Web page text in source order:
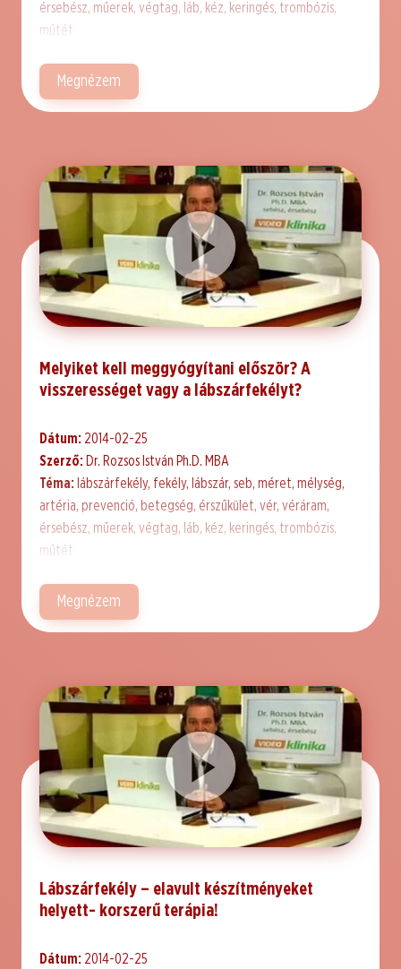
érsebész, műerek, végtag, láb, kéz, keringés, trombózis,
műtét
Megnézem
Melyiket kell meggyógyítani először? A
visszerességet vagy a lábszárfekélyt?
Dátum: 2014-02-25
Szerző: Dr. Rozsos István Ph.D. MBA
Téma: lábszárfekély, fekély, lábszár, seb, méret, mélység,
artéria, prevenció, betegség, érszűkület, vér, véráram,
érsebész, műerek, végtag, láb, kéz, keringés, trombózis,
műtét
Megnézem
Lábszárfekély – elavult készítményeket
helyett- korszerű terápia!
Dátum: 2014-02-25